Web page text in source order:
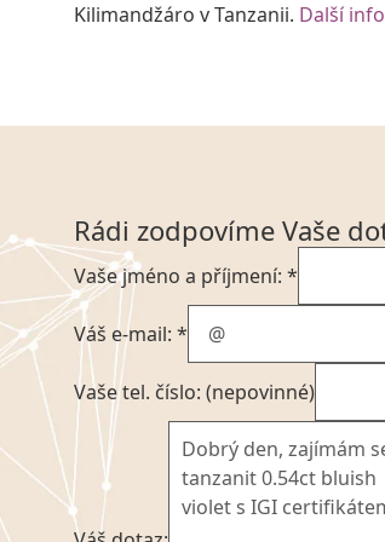
Kilimandžáro v Tanzanii. Další
Rádi zodpovíme Vaše
Vaše jméno a příjmení: *
Váš e-mail: *
Vaše tel. číslo: (nepovinné)